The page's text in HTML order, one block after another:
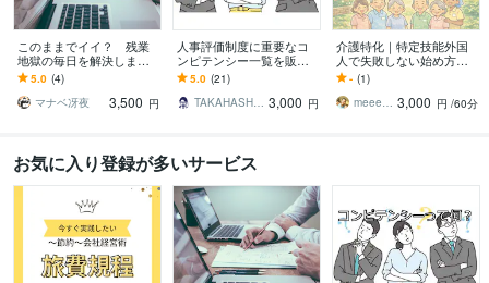
このままでイイ？ 残業
地獄の毎日を解決します
DM相談からでもOK！ま
とまらない現状も的確に
読み解きます
5.0 (4)
マナベ冴夜
3,500 円
人事評価制度に重要なコ
ンピテンシー一覧を販売
します 人事評価制度を構
築したい方へ！大変重要
な項目です！
5.0 (21)
TAKAHASHI0000 3,000 円
介護特化｜特定技能外国
人で失敗しない始め方教
えます 外国人の活躍は事
前準備で決まります！今
から現場を整えましょう
- (1)
meeet310 3,000 円 /60分
お気に入り登録が多いサービス